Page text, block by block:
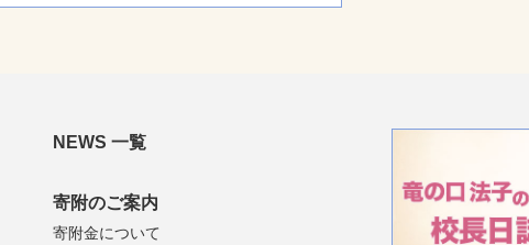
NEWS 一覧
寄附のご案内
寄附金について